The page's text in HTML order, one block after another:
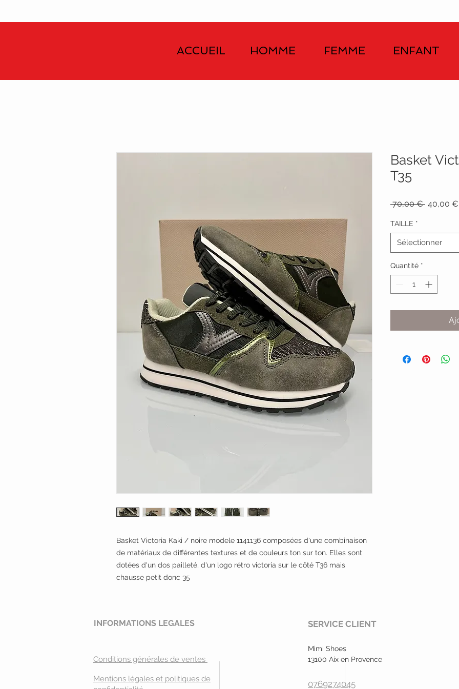
ACCUEIL HOMME FEMME ENFANT
Basket Victoria Kaki / noire modele 1141136 composées d'une combinaison
de matériaux de différentes textures et de couleurs ton sur ton. Elles sont
dotées d'un dos pailleté, d'un logo rétro victoria sur le côté T36 mais
chausse petit donc 35
Basket
T35
70,00 € Prix
40,00 €
TAILLE *
Sélectionner
Quantité *
INFORMATIONS LEGALES
Conditions générales de ventes
Mentions légales et politiques de
SERVICE CLIENT
Mimi Shoes
13100 Aix en Provence
0769274045